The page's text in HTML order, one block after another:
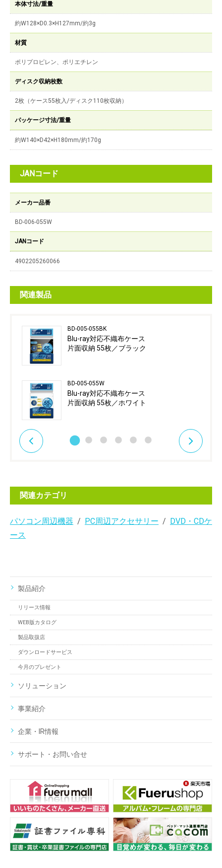
本体寸法/重量
約W128×D0.3×H127mm/約3g
材質
ポリプロピレン、ポリエチレン
ディスク収納枚数
2枚（ケース55枚入/ディスク110枚収納）
パッケージ寸法/重量
約W140×D42×H180mm/約170g
JANコード
メーカー品番
BD-006-055W
JANコード
4902205260066
関連製品
BD-005-055BK
Blu-ray対応不織布ケース
片面収納 55枚／ブラック
BD-005-055W
Blu-ray対応不織布ケース
片面収納 55枚／ホワイト
関連カテゴリ
パソコン周辺機器 PC周辺アクセサリー
DVD・CDケ
ース
製品紹介
リリース情報
WEB版カタログ
製品取扱店
ダウンロードサービス
今月のプレゼント
ソリューション
事業紹介
企業・IR情報
サポート・お問い合せ